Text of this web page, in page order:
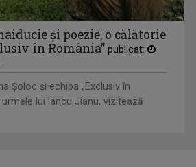
de prânz (ora ...
și poezie, o călătorie
în România” publicat:
Şoloc şi echipa „Exclusiv în
lui Iancu Jianu, vizitează